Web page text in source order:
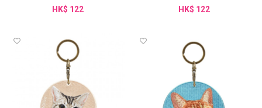
HK$ 122 HK$ 122